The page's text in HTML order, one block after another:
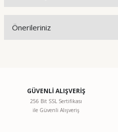
Önerileriniz
Görüş ve önerileriniz için teşekkür
Ürün resmi kalitesiz, bozuk
GÜVENLİ ALIŞVERİŞ
256 Bit SSL Sertifikası
ile Güvenli Alışveriş